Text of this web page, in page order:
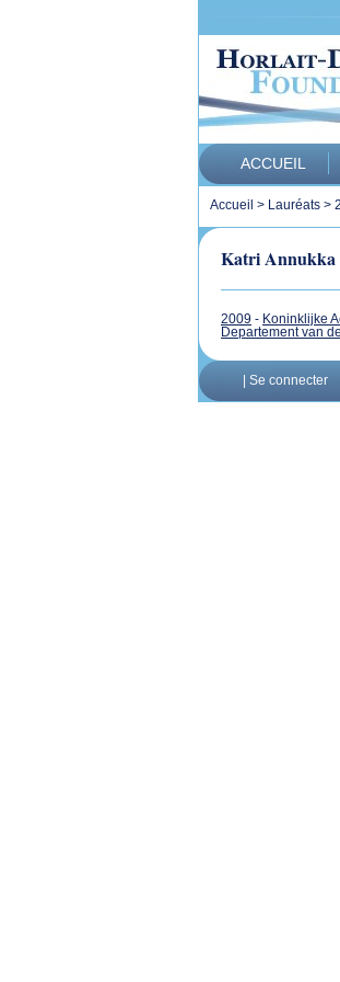
ACCUEIL
Accueil > Lauréats >
Katri
2009 - Koninklijke
Departement van
Se connecter